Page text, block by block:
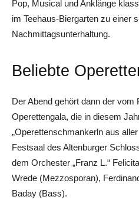
Pop, Musical und Anklänge
im Teehaus-Biergarten zu einer
Nachmittagsunterhaltung.
Beliebte
Der Abend gehört dann der vom
Operettengala, die in diesem
„Operettenschmankerln aus
Festsaal des Altenburger
dem Orchester „Franz L.“
Wrede (Mezzosporan),
Baday (Bass).